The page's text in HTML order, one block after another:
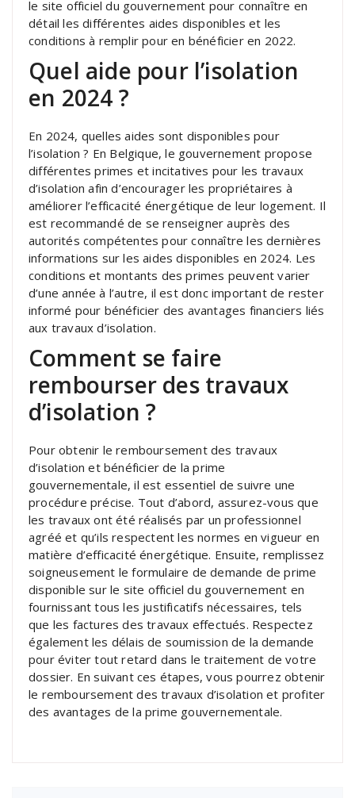
le site officiel du gouvernement pour connaître en
détail les différentes aides disponibles et les
conditions à remplir pour en bénéficier en 2022.
Quel aide pour l’isolation
en 2024 ?
En 2024, quelles aides sont disponibles pour
l’isolation ? En Belgique, le gouvernement propose
différentes primes et incitatives pour les travaux
d’isolation afin d’encourager les propriétaires à
améliorer l’efficacité énergétique de leur logement. Il
est recommandé de se renseigner auprès des
autorités compétentes pour connaître les dernières
informations sur les aides disponibles en 2024. Les
conditions et montants des primes peuvent varier
d’une année à l’autre, il est donc important de rester
informé pour bénéficier des avantages financiers liés
aux travaux d’isolation.
Comment se faire
rembourser des travaux
d’isolation ?
Pour obtenir le remboursement des travaux
d’isolation et bénéficier de la prime
gouvernementale, il est essentiel de suivre une
procédure précise. Tout d’abord, assurez-vous que
les travaux ont été réalisés par un professionnel
agréé et qu’ils respectent les normes en vigueur en
matière d’efficacité énergétique. Ensuite, remplissez
soigneusement le formulaire de demande de prime
disponible sur le site officiel du gouvernement en
fournissant tous les justificatifs nécessaires, tels
que les factures des travaux effectués. Respectez
également les délais de soumission de la demande
pour éviter tout retard dans le traitement de votre
dossier. En suivant ces étapes, vous pourrez obtenir
le remboursement des travaux d’isolation et profiter
des avantages de la prime gouvernementale.